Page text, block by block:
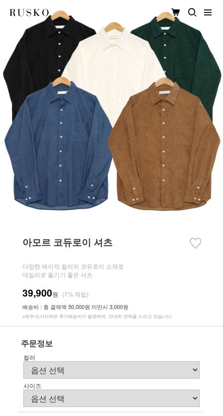
아모르 코듀로이 셔츠
다양한 베이직 컬러의 코듀로이 소재로
데일리로 즐기기 좋은 셔츠
39,900원 (1% 적립)
배송비 : 총 결제액 50,000원 미만시 3,000원
※제주/도서지역은 추가배송비가 발생하며, 안내차 연락을 드리고 있습니다.
주문정보
컬러
사이즈